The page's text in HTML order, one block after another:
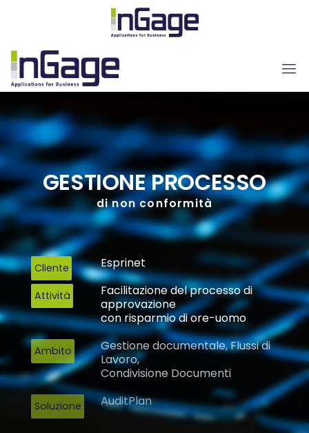
GESTIONE PROCESSO
di non conformità
Esprinet
Cliente
Facilitazione del processo di
approvazione
con risparmio di ore-uomo
Attività
Gestione documentale, Flussi di
Lavoro,
Condivisione Documenti
Ambito
AuditPlan
Soluzione